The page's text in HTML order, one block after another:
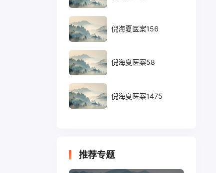
倪海夏医案156
倪海夏医案58
倪海夏医案1475
推荐专题